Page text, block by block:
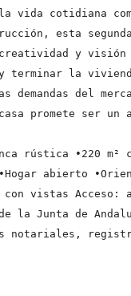
vida cotidiana
esta
y
terminar la
demandas del
promete ser
rústica •220 m²
abierto
vistas Acceso:
la Junta de
notariales,